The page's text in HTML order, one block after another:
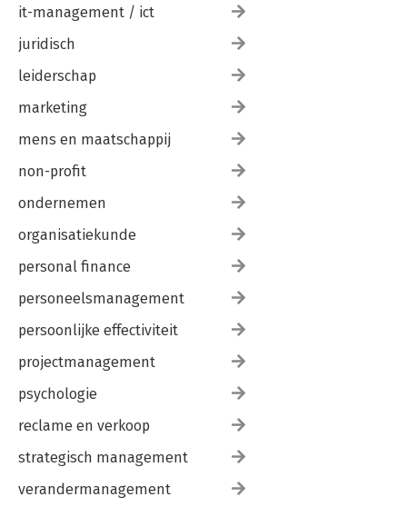
it-management / ict
juridisch
leiderschap
marketing
mens en maatschappij
non-profit
ondernemen
organisatiekunde
personal finance
personeelsmanagement
persoonlijke effectiviteit
projectmanagement
psychologie
reclame en verkoop
strategisch management
verandermanagement